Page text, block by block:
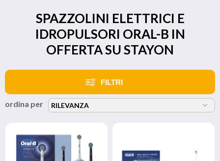
SPAZZOLINI ELETTRICI E
IDROPULSORI ORAL-B IN
OFFERTA SU STAYON
FILTRI
ordina per